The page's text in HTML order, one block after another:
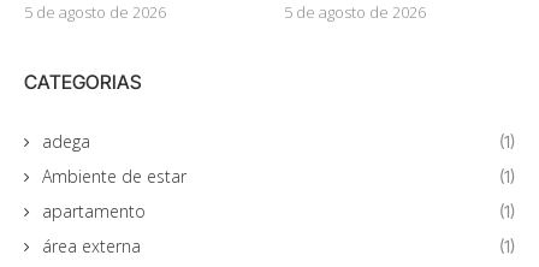
5 de agosto de 2026 5 de agosto de 2026
CATEGORIAS
adega (1)
Ambiente de estar (1)
apartamento (1)
área externa (1)